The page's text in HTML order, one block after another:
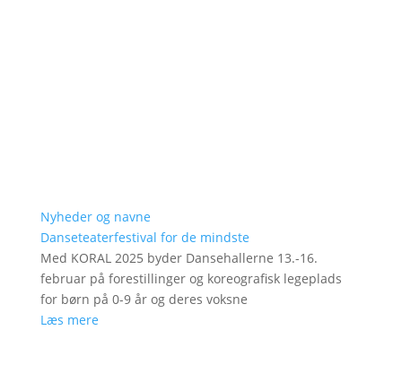
Nyheder og navne
Danseteaterfestival for de mindste
Med KORAL 2025 byder Dansehallerne 13.-16.
februar på forestillinger og koreografisk legeplads
for børn på 0-9 år og deres voksne
Læs mere